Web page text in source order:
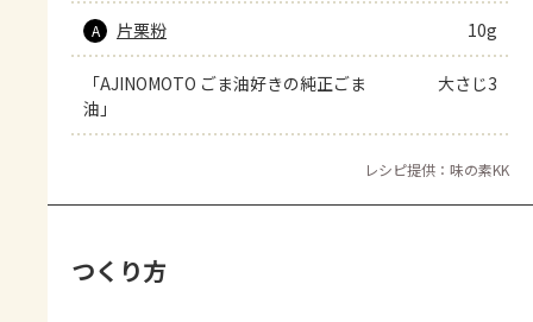
A 片栗粉 10g
「AJINOMOTO ごま油好きの純正ごま
油」
大さじ3
レシピ提供：味の素KK
つくり方